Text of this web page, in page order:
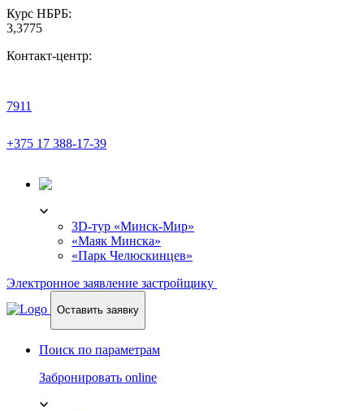
Курс НБРБ:
3,3775
Контакт-центр:
7911
+375 17 388-17-39
3D-тур «Минск-Мир»
«Маяк Минска»
«Парк Челюскинцев»
Электронное заявление застройщику
Оставить заявку
Поиск по параметрам
Забронировать online